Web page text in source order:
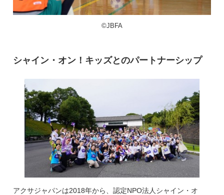
©JBFA
シャイン・オン！キッズとのパートナーシップ
アクサジャパンは2018年から、認定NPO法人シャイン・オ